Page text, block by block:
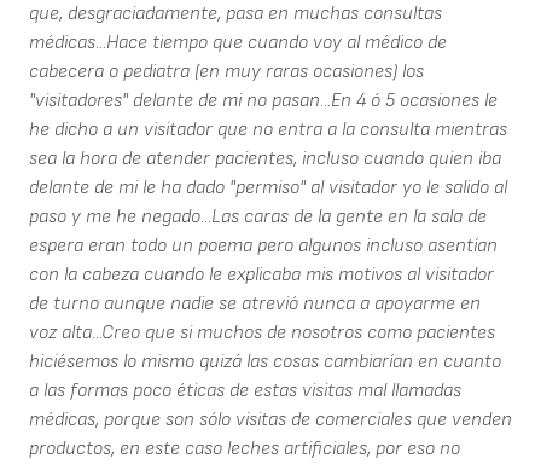
que, desgraciadamente, pasa en muchas consultas
médicas...Hace tiempo que cuando voy al médico de
cabecera o pediatra (en muy raras ocasiones) los
"visitadores" delante de mi no pasan...En 4 ó 5 ocasiones le
he dicho a un visitador que no entra a la consulta mientras
sea la hora de atender pacientes, incluso cuando quien iba
delante de mi le ha dado "permiso" al visitador yo le salido al
paso y me he negado...Las caras de la gente en la sala de
espera eran todo un poema pero algunos incluso asentían
con la cabeza cuando le explicaba mis motivos al visitador
de turno aunque nadie se atrevió nunca a apoyarme en
voz alta...Creo que si muchos de nosotros como pacientes
hiciésemos lo mismo quizá las cosas cambiarían en cuanto
a las formas poco éticas de estas visitas mal llamadas
médicas, porque son sólo visitas de comerciales que venden
productos, en este caso leches artificiales, por eso no